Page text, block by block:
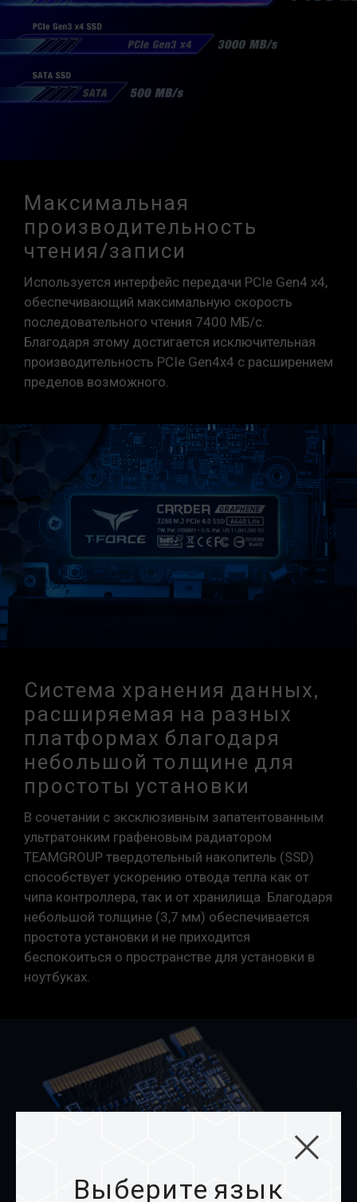
Максимальная
производительность
чтения/записи
Используется интерфейс передачи PCIe Gen4 x4,
обеспечивающий максимальную скорость
последовательного чтения 7400 МБ/с.
Благодаря этому достигается исключительная
производительность PCIe Gen4x4 с расширением
пределов возможного.
Система хранения данных,
расширяемая на разных
платформах благодаря
небольшой толщине для
простоты установки
В сочетании с эксклюзивным запатентованным
ультратонким графеновым радиатором
TEAMGROUP твердотельный накопитель (SSD)
способствует ускорению отвода тепла как от
чипа контроллера, так и от хранилища. Благодаря
небольшой толщине (3,7 мм) обеспечивается
простота установки и не приходится
беспокоиться о пространстве для установки в
ноутбуках.
Выберите язык